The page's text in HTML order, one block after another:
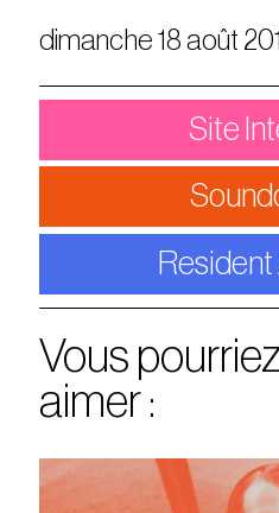
dimanche 18 août
Site
Vous
aimer :